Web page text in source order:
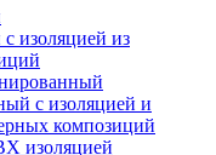
изоляцией из
с изоляцией и
композиций
изоляцией